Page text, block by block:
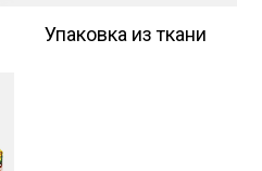
Упаковка из ткани